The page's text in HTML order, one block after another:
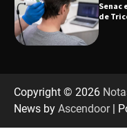
Senac
de
do
Copyright © 2026
News by Ascendoor|